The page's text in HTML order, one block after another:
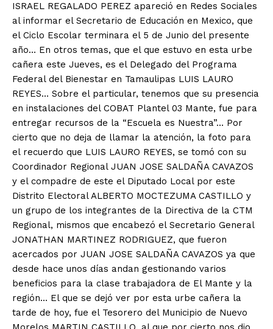
ISRAEL REGALADO PEREZ apareció en Redes Sociales
al informar el Secretario de Educación en Mexico, que
el Ciclo Escolar terminara el 5 de Junio del presente
año… En otros temas, que el que estuvo en esta urbe
cañera este Jueves, es el Delegado del Programa
Federal del Bienestar en Tamaulipas LUIS LAURO
REYES… Sobre el particular, tenemos que su presencia
en instalaciones del COBAT Plantel 03 Mante, fue para
entregar recursos de la “Escuela es Nuestra”… Por
cierto que no deja de llamar la atención, la foto para
el recuerdo que LUIS LAURO REYES, se tomó con su
Coordinador Regional JUAN JOSE SALDAÑA CAVAZOS
y el compadre de este el Diputado Local por este
Distrito Electoral ALBERTO MOCTEZUMA CASTILLO y
un grupo de los integrantes de la Directiva de la CTM
Regional, mismos que encabezó el Secretario General
JONATHAN MARTINEZ RODRIGUEZ, que fueron
acercados por JUAN JOSE SALDAÑA CAVAZOS ya que
desde hace unos días andan gestionando varios
beneficios para la clase trabajadora de El Mante y la
región… El que se dejó ver por esta urbe cañera la
tarde de hoy, fue el Tesorero del Municipio de Nuevo